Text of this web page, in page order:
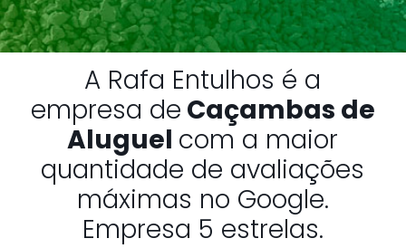
A Rafa Entulhos é a
empresa de Caçambas de
Aluguel com a maior
quantidade de avaliações
máximas no Google.
Empresa 5 estrelas.